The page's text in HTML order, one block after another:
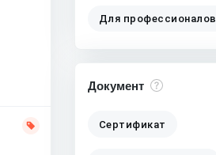
Для профессионалов
Документ
Сертификат